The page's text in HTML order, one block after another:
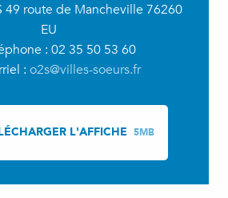
49 route de Mancheville 76260
EU
: 02 35 50 53 60
: o2s@villes-soeurs.fr
L'AFFICHE 5MB